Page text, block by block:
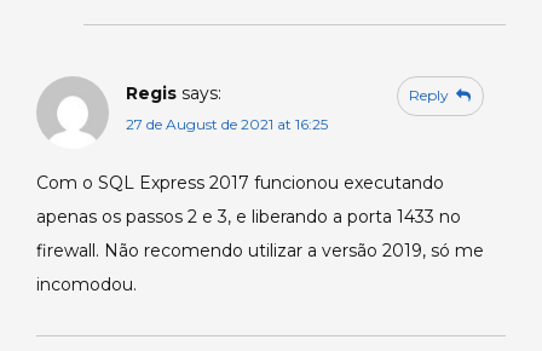
Regis says:
27 de August de 2021 at 16:25
Com o SQL Express 2017 funcionou executando
apenas os passos 2 e 3, e liberando a porta 1433 no
firewall. Não recomendo utilizar a versão 2019, só me
incomodou.
Reply